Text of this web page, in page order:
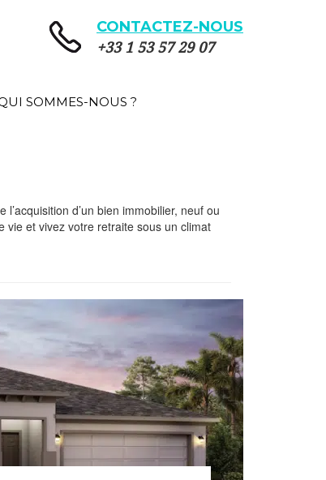
CONTACTEZ-NOUS
+33 1 53 57 29 07
SOMMES-NOUS ?
d’un bien immobilier, neuf ou
vie et vivez votre retraite sous un climat